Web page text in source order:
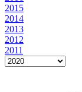
2015
2014
2013
2012
2011